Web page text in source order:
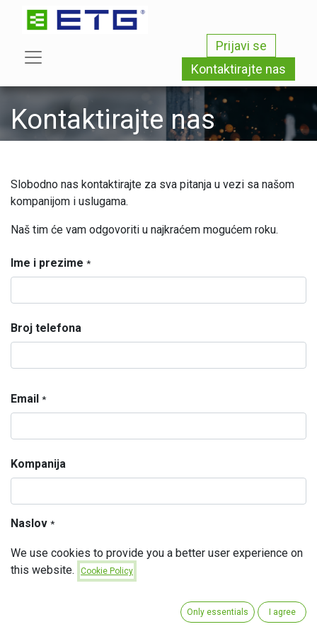
Prijavi se
Kontaktirajte nas
Kontaktirajte nas
Slobodno nas kontaktirajte za sva pitanja u vezi sa našom
kompanijom i uslugama.
Naš tim će vam odgovoriti u najkraćem mogućem roku.
Ime i prezime *
Broj telefona
Email *
Kompanija
Naslov *
We use cookies to provide you a better user experience on
this website.
Cookie Policy
Only essentials I agree